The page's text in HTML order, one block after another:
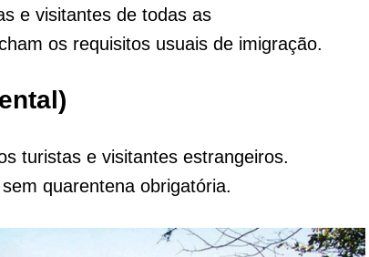
e visitantes de todas as
os requisitos usuais de imigração.
turistas e visitantes estrangeiros.
quarentena obrigatória.